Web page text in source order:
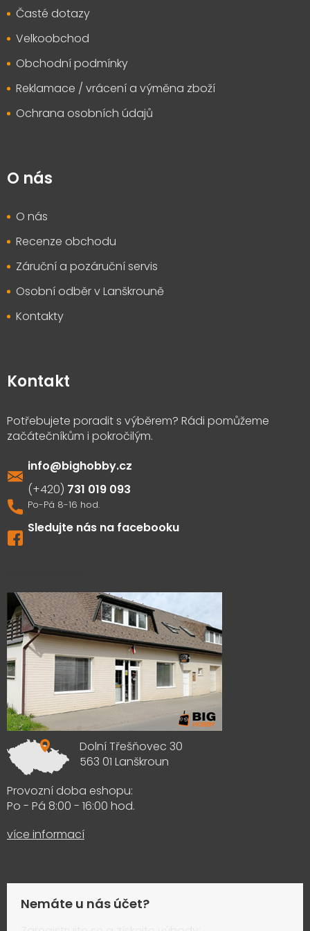
Časté dotazy
Velkoobchod
Obchodní podmínky
Reklamace / vrácení a výměna zboží
Ochrana osobních údajů
O nás
O nás
Recenze obchodu
Záruční a pozáruční servis
Osobní odběr v Lanškrouně
Kontakty
Kontakt
info@bighobby.cz
731 019 093
Sledujte nás na facebooku
Dolní Třešňovec 30
563 01 Lanškroun
Provozní doba eshopu:
Po - Pá 8:00 - 16:00 hod.
více informací
Nemáte u nás účet?